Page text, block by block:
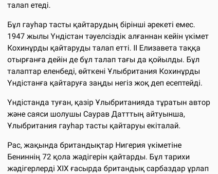
талап етеді.
Бұл гауһар тасты қайтарудың бірінші әрекеті емес.
1947 жылы Үндістан тәуелсіздік алғаннан кейін үкімет
Кохинұрды қайтаруды талап етті. ІІ Елизавета таққа
отырғанға дейін де бұл талап тағы да қойылды. Бұл
талаптар еленбеді, өйткені Ұлыбритания Кохинұрды
Үндістанға қайтаруға заңды негіз жоқ деп есептейді.
Үндістанда туған, қазір Ұлыбританияда тұратын автор
және саяси шолушы Саурав Датттың айтуынша,
Ұлыбритания гауһар тасты қайтаруы екіталай.
Рас, жақында британдықтар Нигерия үкіметіне
Бениннің 72 қола жәдігерін қайтарды. Бұл тарихи
жәдігерлерді ХІХ ғасырда британдық сарбаздар ұрлап